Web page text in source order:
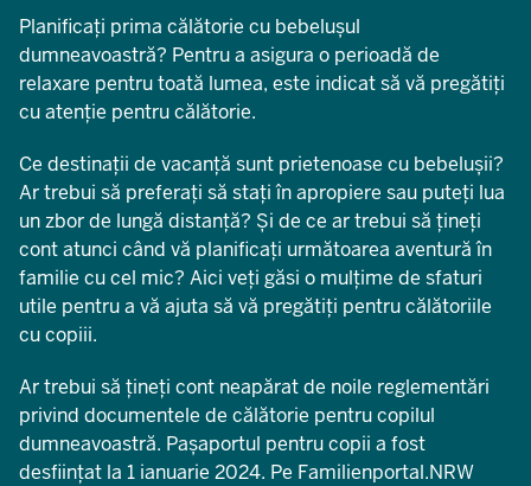
Planificați prima călătorie cu bebelușul
dumneavoastră? Pentru a asigura o perioadă de
relaxare pentru toată lumea, este indicat să vă pregătiți
cu atenție pentru călătorie.
Ce destinații de vacanță sunt prietenoase cu bebelușii?
Ar trebui să preferați să stați în apropiere sau puteți lua
un zbor de lungă distanță? Și de ce ar trebui să țineți
cont atunci când vă planificați următoarea aventură în
familie cu cel mic? Aici veți găsi o mulțime de sfaturi
utile pentru a vă ajuta să vă pregătiți pentru călătoriile
cu copiii.
Ar trebui să țineți cont neapărat de noile reglementări
privind documentele de călătorie pentru copilul
dumneavoastră. Pașaportul pentru copii a fost
desființat la 1 ianuarie 2024. Pe Familienportal.NRW